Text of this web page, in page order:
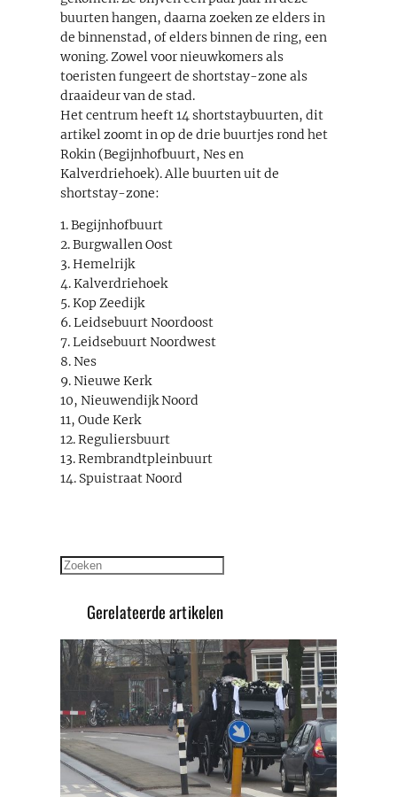
buurten hangen, daarna zoeken ze elders in
de binnenstad, of elders binnen de ring, een
woning. Zowel voor nieuwkomers als
toeristen fungeert de shortstay-zone als
draaideur van de stad.
Het centrum heeft 14 shortstaybuurten, dit
artikel zoomt in op de drie buurtjes rond het
Rokin (Begijnhofbuurt, Nes en
Kalverdriehoek). Alle buurten uit de
shortstay-zone:
1. Begijnhofbuurt
2. Burgwallen Oost
3. Hemelrijk
4. Kalverdriehoek
5. Kop Zeedijk
6. Leidsebuurt Noordoost
7. Leidsebuurt Noordwest
8. Nes
9. Nieuwe Kerk
10, Nieuwendijk Noord
11, Oude Kerk
12. Reguliersbuurt
13. Rembrandtpleinbuurt
14. Spuistraat Noord
Zoeken
Gerelateerde artikelen